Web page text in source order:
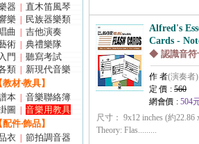
器
直木笛風琴
樂
民族器樂類
曲
吉他演奏
術
典禮樂隊
門
聽寫考試
類
新現代音樂
教材‧教具】
本
音樂聯絡簿
圖
音樂用教具
配件‧飾品】
衣
節拍調音器
Alfred's
Cards -
◆ 認識音符
作 者(演奏者
定 價 : 560
網會價 : 504
尺寸： 9x12 inches (約22.86
Theory: Flas.........